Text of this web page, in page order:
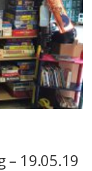
– 19.05.19